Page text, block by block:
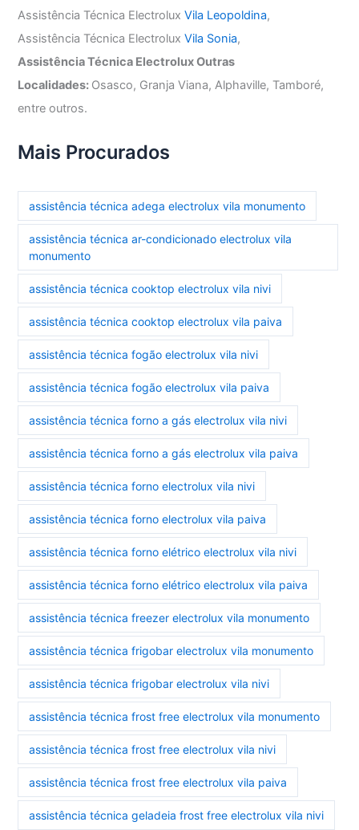
Assistência Técnica ElectroluxVila Leopoldina,
Assistência Técnica ElectroluxVila Sonia,
Assistência Técnica Electrolux Outras
Localidades: Osasco, Granja Viana, Alphaville, Tamboré,
entre outros.
Mais Procurados
assistência técnica adega electrolux vila monumento
assistência técnica ar-condicionado electrolux vila
monumento
assistência técnica cooktop electrolux vila nivi
assistência técnica cooktop electrolux vila paiva
assistência técnica fogão electrolux vila nivi
assistência técnica fogão electrolux vila paiva
assistência técnica forno a gás electrolux vila nivi
assistência técnica forno a gás electrolux vila paiva
assistência técnica forno electrolux vila nivi
assistência técnica forno electrolux vila paiva
assistência técnica forno elétrico electrolux vila nivi
assistência técnica forno elétrico electrolux vila paiva
assistência técnica freezer electrolux vila monumento
assistência técnica frigobar electrolux vila monumento
assistência técnica frigobar electrolux vila nivi
assistência técnica frost free electrolux vila monumento
assistência técnica frost free electrolux vila nivi
assistência técnica frost free electrolux vila paiva
assistência técnica geladeia frost free electrolux vila nivi